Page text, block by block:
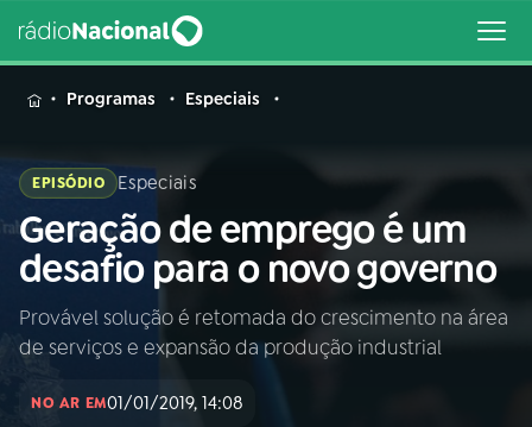
MENU
Buscar
na
Rádio
Nacional
Buscar
AO VIVO
Programas Especiais
EPISÓDIO Especiais
Geração de emprego é um
desafio para o novo governo
Provável solução é retomada do crescimento na área
de serviços e expansão da produção industrial
NO AR EM01/01/2019, 14:08